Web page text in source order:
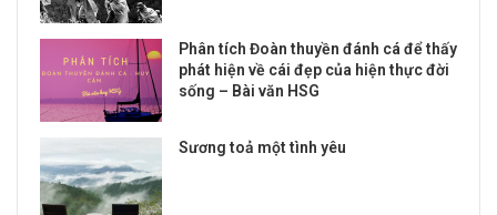
Phân tích Đoàn thuyền đánh cá để thấy
phát hiện về cái đẹp của hiện thực đời
sống – Bài văn HSG
Sương toả một tình yêu